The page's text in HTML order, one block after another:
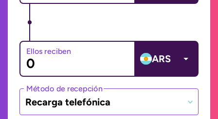
Ellos reciben
ARS
Método de recepción
Recarga telefónica